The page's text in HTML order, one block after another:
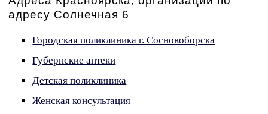
адресу Солнечная 6
Городская поликлиника г. Сосновоборска
Губернские аптеки
Детская поликлиника
Женская консультация